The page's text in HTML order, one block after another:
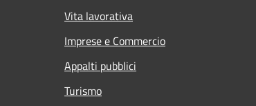
Vita lavorativa
Imprese e Commercio
Appalti pubblici
Turismo